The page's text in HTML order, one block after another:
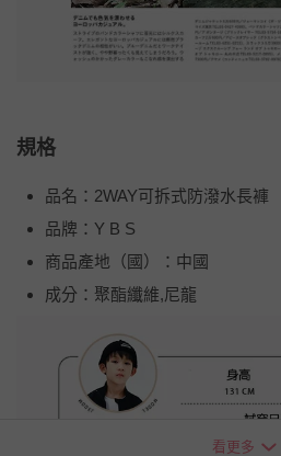
規格
品名：2WAY可拆式防潑水長褲
品牌：Y B S
商品產地（國）：中國
成分：聚酯纖維,尼龍
看更多